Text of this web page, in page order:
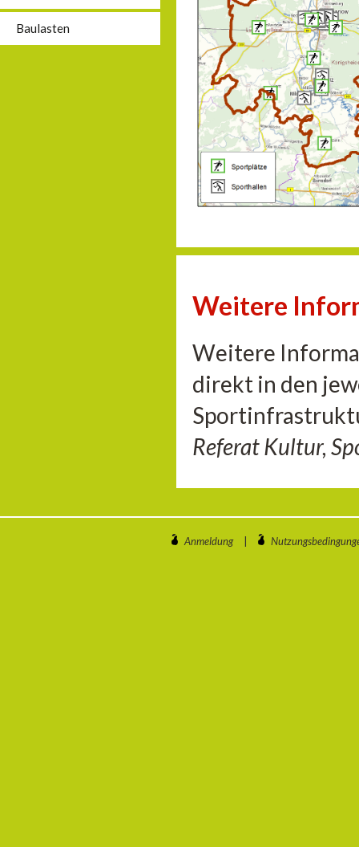
Baulasten
Weitere
Weitere
direkt in den
Referat Kultur,
Anmeldung